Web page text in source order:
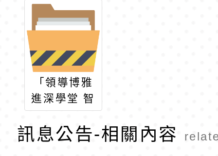
「領導博雅
進深學堂 智
領未來-AI變
局下的決策
訊息公告-相關內容